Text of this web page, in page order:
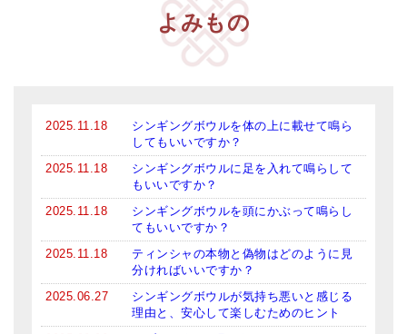
お得なアマナマナ・セット
特大シンギングボウル・特殊柄
スティック・マレット・リング（台座）
アマナマナのティンシャ
プレミアム・ティンシャ（L・M）
ベーシック・ティンシャ（4種）
よみもの
2025.11.18
シンギングボウルを体の上に載せて鳴ら
してもいいですか？
2025.11.18
シンギングボウルに足を入れて鳴らして
もいいですか？
2025.11.18
シンギングボウルを頭にかぶって鳴らし
てもいいですか？
2025.11.18
ティンシャの本物と偽物はどのように見
分ければいいですか？
2025.06.27
シンギングボウルが気持ち悪いと感じる
理由と、安心して楽しむためのヒント